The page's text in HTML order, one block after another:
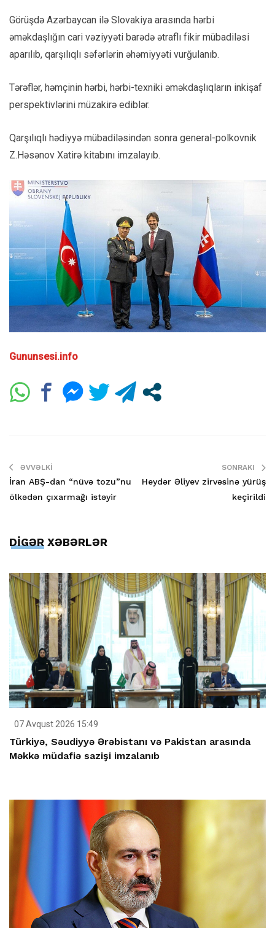
Görüşdə Azərbaycan ilə Slovakiya arasında hərbi
əməkdaşlığın cari vəziyyəti barədə ətraflı fikir mübadiləsi
aparılıb, qarşılıqlı səfərlərin əhəmiyyəti vurğulanıb.
Tərəflər, həmçinin hərbi, hərbi-texniki əməkdaşlıqların inkişaf
perspektivlərini müzakirə ediblər.
Qarşılıqlı hədiyyə mübadiləsindən sonra general-polkovnik
Z.Həsənov Xatirə kitabını imzalayıb.
Gununsesi.info
ƏVVƏLKI
İran ABŞ-dan “nüvə tozu”nu
ölkədən çıxarmağı istəyir
SONRAKI
Heydər Əliyev zirvəsinə yürüş
keçirildi
DİGƏR XƏBƏRLƏR
07 Avqust 2026 15:49
Türkiyə, Səudiyyə Ərəbistanı və Pakistan arasında
Məkkə müdafiə sazişi imzalanıb